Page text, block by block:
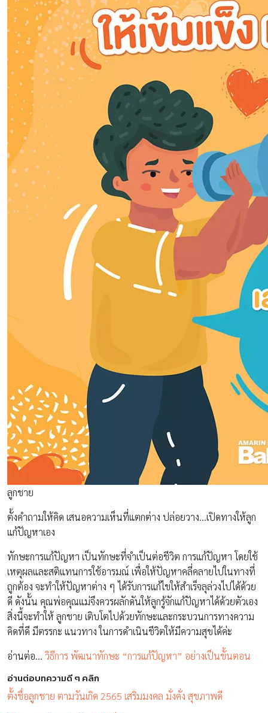
ลูกชาย
ตั้งคำถามให้คิด เสนอความเห็นที่แตกต่าง ปล่อยวาง…เปิดทางให้ลูก
แก้ปัญหาเอง
ทักษะการแก้ปัญหา เป็นทักษะที่จำเป็นต่อชีวิต การแก้ปัญหา โดยใช้
เหตุผลและสติแทนการใช้อารมณ์ เพื่อให้ปัญหาคลี่คลายไปในทางที่
ถูกต้อง จะทำให้ปัญหาต่าง ๆ ได้รับการแก้ไขให้สำเร็จลุล่วงไปได้ด้วย
ดี ดังนั้น คุณพ่อคุณแม่จึงควรผลักดันให้ลูกรู้จักแก้ปัญหาได้ด้วยตัวเอง
สิ่งนี้จะทำให้ ลูกชาย เติบโตไปด้วยทักษะและกระบวนการทางความ
คิดที่ดี มีตรรกะ แนวทาง ในการดำเนินชีวิตให้มีความสุขได้ค่ะ
อ่านต่อ… วิธีการ พัฒนาทักษะ “การแก้ปัญหา” อย่างเป็นขั้นตอน
อ่านต่อบทความดี ๆ คลิก
ตั้งชื่อลูกชาย ตามวันเกิด 2565 เสริมมงคล มั่งคั่ง สุขภาพดี